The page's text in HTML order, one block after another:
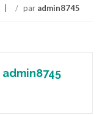
/ par admin8745
admin8745